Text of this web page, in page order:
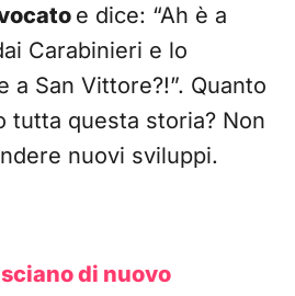
e dice: “Ah è a
Carabinieri e lo
a San Vittore?!”. Quanto
tutta questa storia? Non
nuovi sviluppi.
di nuovo